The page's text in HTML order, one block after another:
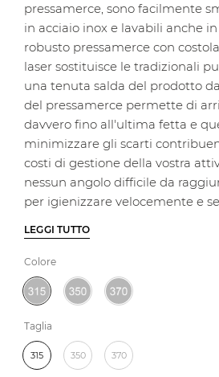
pressamerce, sono facilmente
in acciaio inox e lavabili anche
robusto pressamerce con
laser sostituisce le tradizionali
una tenuta salda del prodotto
del pressamerce permette di
davvero fino all'ultima fetta e
minimizzare gli scarti
costi di gestione della vostra
nessun angolo difficile da
per igienizzare velocemente e
LEGGI TUTTO
Colore
Taglia
315 350 370